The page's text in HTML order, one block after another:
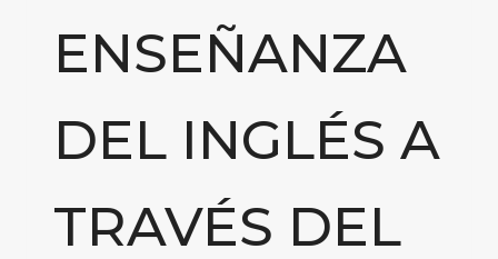
ENSEÑANZA
DEL INGLÉS A
TRAVÉS DEL